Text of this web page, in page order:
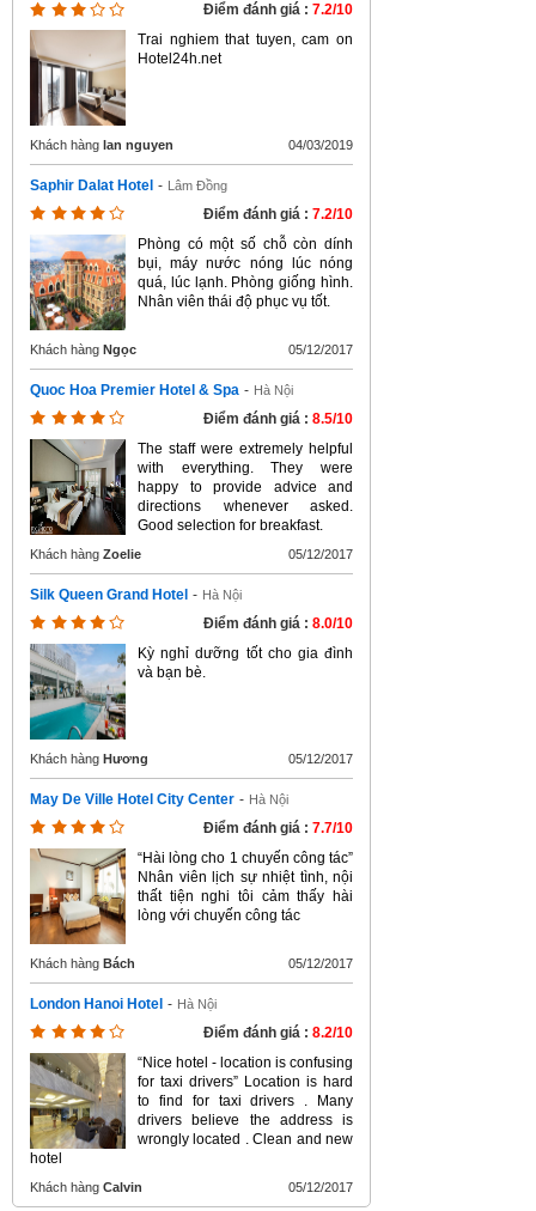
Điểm đánh giá : 7.2/10
Trai nghiem that tuyen, cam on
Hotel24h.net
Khách hàng lan nguyen 04/03/2019
Saphir Dalat Hotel - Lâm Đồng
Điểm đánh giá : 7.2/10
Phòng có một số chỗ còn dính
bụi, máy nước nóng lúc nóng
quá, lúc lạnh. Phòng giống hình.
Nhân viên thái độ phục vụ tốt.
Khách hàng Ngọc 05/12/2017
Quoc Hoa Premier Hotel & Spa - Hà Nội
Điểm đánh giá : 8.5/10
The staff were extremely helpful
with everything. They were
happy to provide advice and
directions whenever asked.
Good selection for breakfast.
Khách hàng Zoelie 05/12/2017
Silk Queen Grand Hotel - Hà Nội
Điểm đánh giá : 8.0/10
Kỳ nghỉ dưỡng tốt cho gia đình
và bạn bè.
Khách hàng Hương 05/12/2017
May De Ville Hotel City Center - Hà Nội
Điểm đánh giá : 7.7/10
“Hài lòng cho 1 chuyến công tác”
Nhân viên lịch sự nhiệt tình, nội
thất tiện nghi tôi cảm thấy hài
lòng với chuyến công tác
Khách hàng Bách 05/12/2017
London Hanoi Hotel - Hà Nội
Điểm đánh giá : 8.2/10
“Nice hotel - location is confusing
for taxi drivers” Location is hard
to find for taxi drivers . Many
drivers believe the address is
wrongly located . Clean and new
hotel
Khách hàng Calvin 05/12/2017